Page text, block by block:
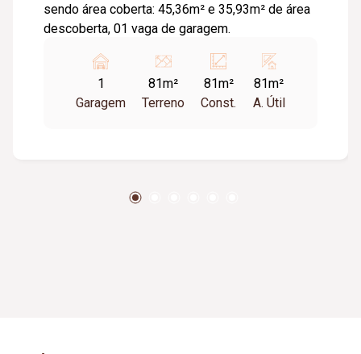
sendo área coberta: 45,36m² e 35,93m² de área
descoberta, 01 vaga de garagem.
1
Garagem
81m²
Terreno
81m²
Const.
81m²
A. Útil